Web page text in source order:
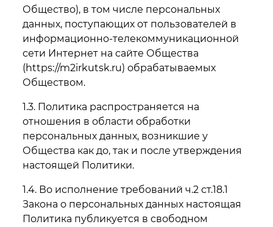
Общество), в том числе персональных
данных, поступающих от пользователей в
информационно-телекоммуникационной
сети Интернет на сайте Общества
(https://m2irkutsk.ru) обрабатываемых
Обществом.
1.3. Политика распространяется на
отношения в области обработки
персональных данных, возникшие у
Общества как до, так и после утверждения
настоящей Политики.
1.4. Во исполнение требований ч.2 ст.18.1
Закона о персональных данных настоящая
Политика публикуется в свободном